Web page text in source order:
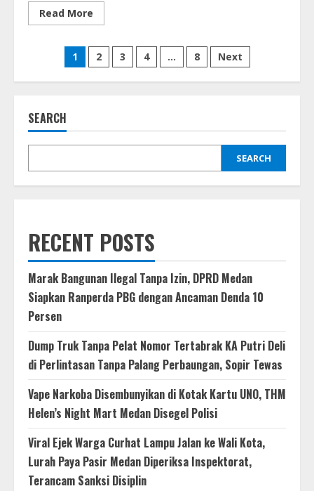
Read More
more
Sumatera
Utara
Imbau
Warga
110
Keamanan
Posts
pagination
1 2 3 4 … 8 Next
SEARCH
SEARCH
RECENT POSTS
Marak Bangunan Ilegal Tanpa Izin, DPRD Medan
Siapkan Ranperda PBG dengan Ancaman Denda 10
Persen
Dump Truk Tanpa Pelat Nomor Tertabrak KA Putri Deli
di Perlintasan Tanpa Palang Perbaungan, Sopir Tewas
Vape Narkoba Disembunyikan di Kotak Kartu UNO, THM
Helen’s Night Mart Medan Disegel Polisi
Viral Ejek Warga Curhat Lampu Jalan ke Wali Kota,
Lurah Paya Pasir Medan Diperiksa Inspektorat,
Terancam Sanksi Disiplin